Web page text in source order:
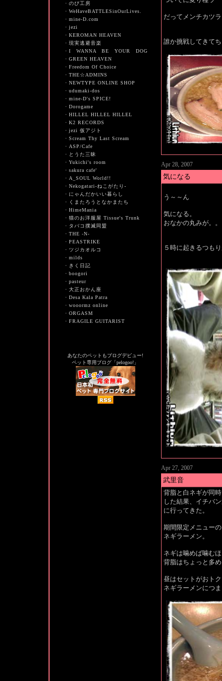
・ のび工房
・ WeHaveBATTLESinOurLives.
・ mine-D.com
・ jezi
・ KEROMAN HEAVEN
・ 現実逃避音楽
・ I WANNA BE YOUR DOG
・ GREEN HEAVEN
・ Freedom Of Choice
・ THE☆ADMINS
・ NEWTYPE ONLINE SHOP
・ udumaki-dos
・ mine-D's SPICE!
・ Dorogame
・ HILLEL HILLEL HILLEL
・ K2 RECORDS
・ jezi 仮アジト
・ Scream Thy Last Scream
・ ASP/Cafe
・
とうた三昧
・ Yukichi's room
・ sakura cafe'
・ A_SOUL World!!
・ Nekogatari-ねこがたり-
・ にゃんだかいい暮らし
・
くまたろうとなかまたち
・ HimeMania
・ 猫のお洋服屋 Tissue's Trunk
・ タバコ撲滅同盟
・ THE -N-
・ PEASTRIKE
・ ツジカオルコ
・ milds
・
きく日記
・ boogori
・ pasteur
・ 大正おかん座
・ Desa Kala Patra
・ wooormz online
・ ORGASM
・ FRAGILE GUITARIST
あなたのペットもブログデビュー!
ペット専用ブログ「pelogoo!」
だってメンチカツ
誰か挑戦してきて
Apr 28, 2007
気になる
う～～ん
気になる。
おなかの丸みが。
５時に起きるつも
Apr 27, 2007
武里音
背脂と白ネギが同
した結果、イチバ
に行ってきた。
期間限定メニュー
ネギラーメン。
ネギは噛めば噛む
背脂はちょっと多
昼はセットがおト
ネギラーメンにつ